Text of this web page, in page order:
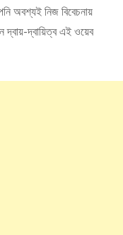
অবশ্যই নিজ বিবেচনায়
দ্বায়-দ্বায়িত্ব এই ওয়েব